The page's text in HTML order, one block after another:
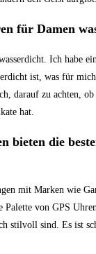
für Damen
Ich habe
ist, was für​
​darauf zu achten,
hat.
bieten die
mit Marken wie‌
Palette von GPS
stilvoll‌ sind. Es ist